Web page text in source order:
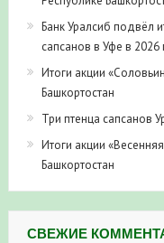
Банк Уралсиб подвёл
сапсанов в Уфе в 2026
Итоги акции
Башкортостан
Три птенца сапсанов
Итоги акции
Башкортостан
СВЕЖИЕ